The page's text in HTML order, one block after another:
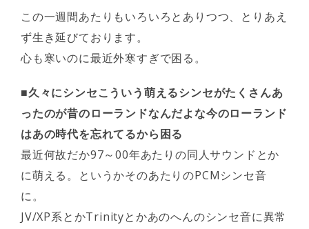
この一週間あたりもいろいろとありつつ、とりあえ
ず生き延びております。
心も寒いのに最近外寒すぎで困る。
■久々にシンセこういう萌えるシンセがたくさんあ
ったのが昔のローランドなんだよな今のローランド
はあの時代を忘れてるから困る
最近何故だか97～00年あたりの同人サウンドとか
に萌える。というかそのあたりのPCMシンセ音
に。
JV/XP系とかTrinityとかあのへんのシンセ音に異常